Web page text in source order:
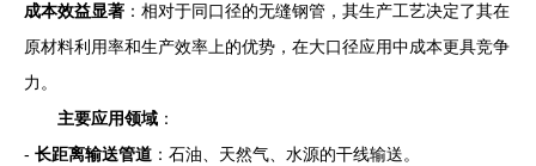
成本效益显著 ：相对于同口径的无缝钢管，其生产工艺决定了其在
原材料利用率和生产效率上的优势，在大口径应用中成本更具竞争
力。
主要应用领域 ：
- 长距离输送管道 ：石油、天然气、水源的干线输送。